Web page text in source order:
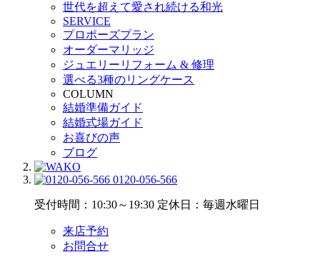
世代を超えて愛され続ける和光
SERVICE
プロポーズプラン
オーダーマリッジ
ジュエリーリフォーム & 修理
選べる3種のリングケース
COLUMN
結婚準備ガイド
結婚式場ガイド
お喜びの声
ブログ
0120-056-566
受付時間：10:30～19:30 定休日：毎週水曜日
来店予約
お問合せ